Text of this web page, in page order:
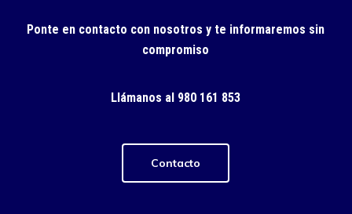
Ponte en contacto con nosotros y te informaremos sin
compromiso
Llámanos al 980 161 853
Contacto